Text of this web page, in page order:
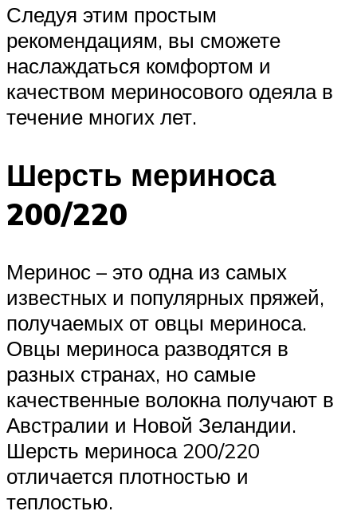
Следуя этим простым
рекомендациям, вы сможете
наслаждаться комфортом и
качеством мериносового одеяла в
течение многих лет.
Шерсть мериноса
200/220
Меринос – это одна из самых
известных и популярных пряжей,
получаемых от овцы мериноса.
Овцы мериноса разводятся в
разных странах, но самые
качественные волокна получают в
Австралии и Новой Зеландии.
Шерсть мериноса 200/220
отличается плотностью и
теплостью.